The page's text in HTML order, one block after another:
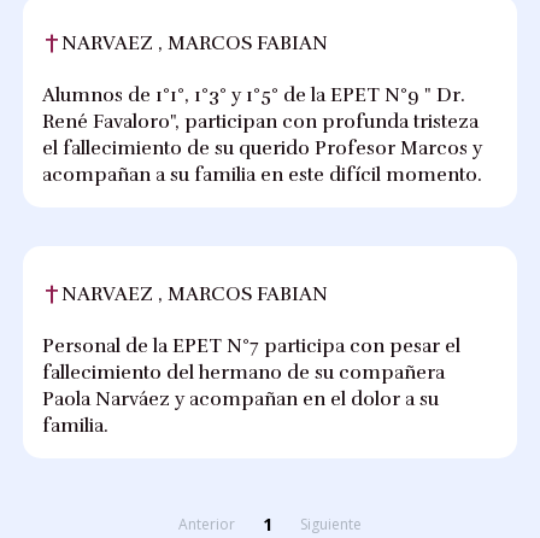
NARVAEZ , MARCOS FABIAN
Alumnos de 1°1°, 1°3° y 1°5° de la EPET N°9 " Dr.
René Favaloro", participan con profunda tristeza
el fallecimiento de su querido Profesor Marcos y
acompañan a su familia en este difícil momento.
NARVAEZ , MARCOS FABIAN
Personal de la EPET N°7 participa con pesar el
fallecimiento del hermano de su compañera
Paola Narváez y acompañan en el dolor a su
familia.
Anterior 1 Siguiente